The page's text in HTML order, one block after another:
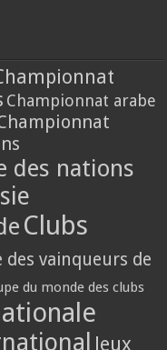
Championnat arabe
des nations
Clubs
vainqueurs de
du monde des clubs
Jeux